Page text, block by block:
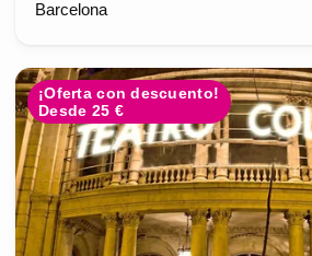
Barcelona
¡Oferta con descuento!
Desde 25 €